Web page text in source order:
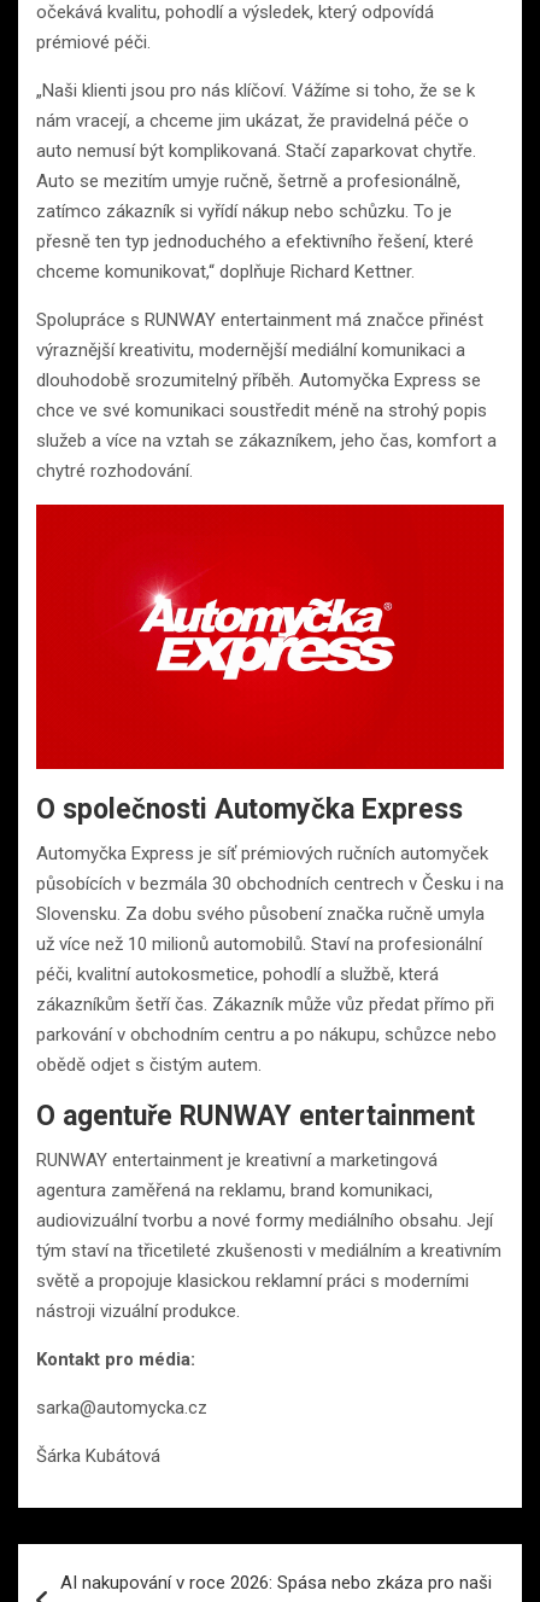
očekává kvalitu, pohodlí a výsledek, který odpovídá
prémiové péči.
„Naši klienti jsou pro nás klíčoví. Vážíme si toho, že se k
nám vracejí, a chceme jim ukázat, že pravidelná péče o
auto nemusí být komplikovaná. Stačí zaparkovat chytře.
Auto se mezitím umyje ručně, šetrně a profesionálně,
zatímco zákazník si vyřídí nákup nebo schůzku. To je
přesně ten typ jednoduchého a efektivního řešení, které
chceme komunikovat,“ doplňuje Richard Kettner.
Spolupráce s RUNWAY entertainment má značce přinést
výraznější kreativitu, modernější mediální komunikaci a
dlouhodobě srozumitelný příběh. Automyčka Express se
chce ve své komunikaci soustředit méně na strohý popis
služeb a více na vztah se zákazníkem, jeho čas, komfort a
chytré rozhodování.
O společnosti Automyčka Express
Automyčka Express je síť prémiových ručních automyček
působících v bezmála 30 obchodních centrech v Česku i na
Slovensku. Za dobu svého působení značka ručně umyla
už více než 10 milionů automobilů. Staví na profesionální
péči, kvalitní autokosmetice, pohodlí a službě, která
zákazníkům šetří čas. Zákazník může vůz předat přímo při
parkování v obchodním centru a po nákupu, schůzce nebo
obědě odjet s čistým autem.
O agentuře RUNWAY entertainment
RUNWAY entertainment je kreativní a marketingová
agentura zaměřená na reklamu, brand komunikaci,
audiovizuální tvorbu a nové formy mediálního obsahu. Její
tým staví na třicetileté zkušenosti v mediálním a kreativním
světě a propojuje klasickou reklamní práci s moderními
nástroji vizuální produkce.
Kontakt pro média:
sarka@automycka.cz
Šárka Kubátová
AI nakupování v roce 2026: Spása nebo zkáza pro naši